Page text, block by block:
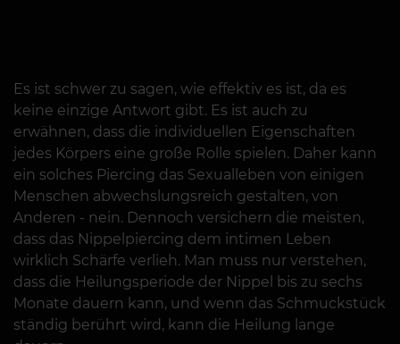
Es ist schwer zu sagen, wie effektiv es ist, da es
keine einzige Antwort gibt. Es ist auch zu
erwähnen, dass die individuellen Eigenschaften
jedes Körpers eine große Rolle spielen. Daher kann
ein solches Piercing das Sexualleben von einigen
Menschen abwechslungsreich gestalten, von
Anderen - nein. Dennoch versichern die meisten,
dass das Nippelpiercing dem intimen Leben
wirklich Schärfe verlieh. Man muss nur verstehen,
dass die Heilungsperiode der Nippel bis zu sechs
Monate dauern kann, und wenn das Schmuckstück
ständig berührt wird, kann die Heilung lange